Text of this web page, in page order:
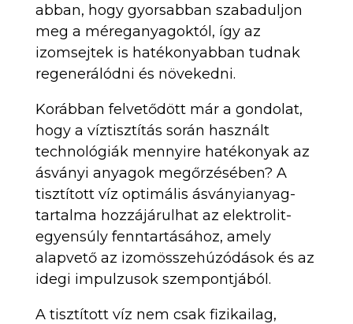
abban, hogy gyorsabban szabaduljon
meg a méreganyagoktól, így az
izomsejtek is hatékonyabban tudnak
regenerálódni és növekedni.
Korábban felvetődött már a gondolat,
hogy a víztisztítás során használt
technológiák mennyire hatékonyak az
ásványi anyagok megőrzésében? A
tisztított víz optimális ásványianyag-
tartalma hozzájárulhat az elektrolit-
egyensúly fenntartásához, amely
alapvető az izomösszehúzódások és az
idegi impulzusok szempontjából.
A tisztított víz nem csak fizikailag,